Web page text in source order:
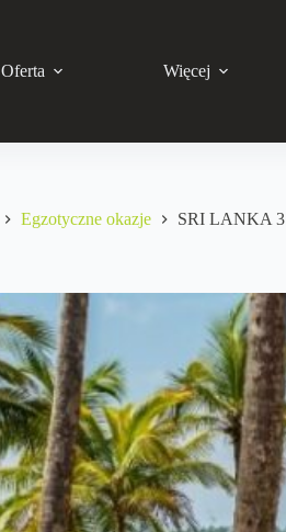
Oferta Więcej
Egzotyczne okazje SRI LANKA